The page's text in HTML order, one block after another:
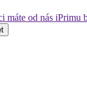
máte od nás iPrimu